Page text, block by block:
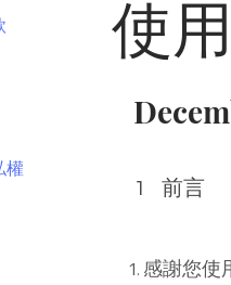
權
使
1 ​前言
感謝您使